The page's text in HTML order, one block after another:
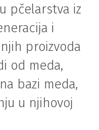
pčelarstva iz
i
proizvoda
od meda,
bazi meda,
u njihovoj